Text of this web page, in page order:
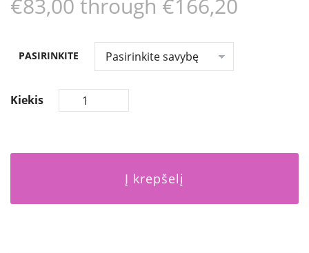
€83,00 through €166,20
PASIRINKITE
Kiekis
Į krepšelį